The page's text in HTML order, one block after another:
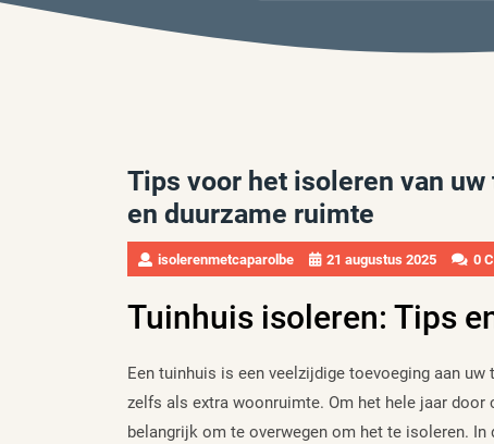
Tips voor het isoleren van
en duurzame ruimte
isolerenmetcaparolbe 21 augustus 2025 0
Tuinhuis isoleren: Tips
Een tuinhuis is een veelzijdige toevoeging aan
zelfs als extra woonruimte. Om het hele jaar
belangrijk om te overwegen om het te isoleren.